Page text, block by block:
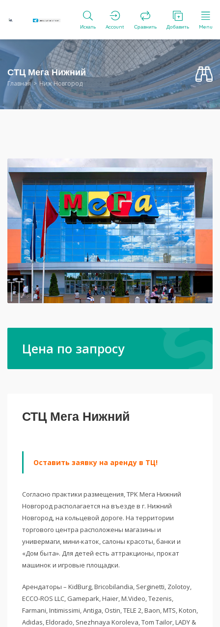
Искать Account Сравнить Добавить Menu
СТЦ Мега Нижний
Главная Ниж Новгород
Цена по запросу
СТЦ Мега Нижний
Оставить заявку на аренду в ТЦ!
Согласно практики размещения, ТРК Мега Нижний
Новгород располагается на въезде в г. Нижний
Новгород, на кольцевой дороге. На территории
торгового центра расположены магазины и
универмаги, мини-каток, салоны красоты, банки и
«Дом быта». Для детей есть аттракционы, прокат
машинок и игровые площадки.
Арендаторы – KidBurg, Bricobilandia, Serginetti, Zolotoy,
ECCO-ROS LLC, Gamepark, Haier, M.Video, Tezenis,
Farmani, Intimissimi, Antiga, Ostin, TELE 2, Baon, MTS, Koton,
Adidas, Eldorado, Snezhnaya Koroleva, Tom Tailor, LADY &